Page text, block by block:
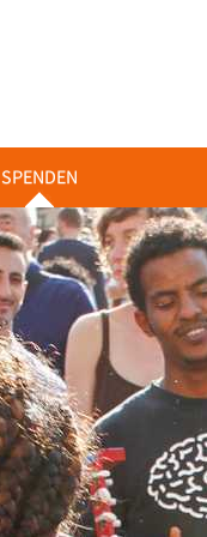
SPENDEN